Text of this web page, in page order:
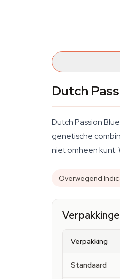
Dutch
Dutch Passion
genetische
niet omheen kunt.
Overwegend
Verpakking
Standaard